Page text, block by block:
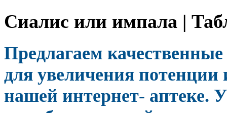
Сиалис или импала |
Предлагаем
для увеличения потенции
нашей интернет- аптеке.